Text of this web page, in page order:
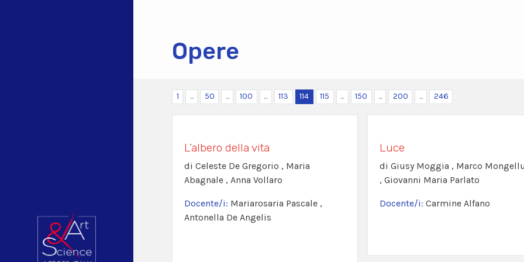
Opere
1 ... 50 ... 100 ... 113 114 115 ... 150 ... 200 ... 246
L’albero della vita
di Celeste De Gregorio , Maria
Abagnale , Anna Vollaro
Docente/i: Mariarosaria Pascale ,
Antonella De Angelis
Luce
di Giusy Moggia , Marco
, Giovanni Maria Parlato
Docente/i: Carmine Alfano